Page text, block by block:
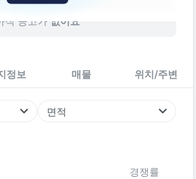
직 공고가 없어요
정보 매물 위치/주변
면적
경쟁률